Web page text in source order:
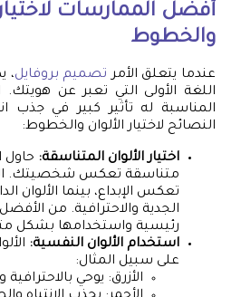
أفضل الممارسات لاختيار
والخطوط
عندما يتعلق الأمر تصميم بروفايل،
اللغة الأولى التي تعبر عن هويتك.
المناسبة له تأثير كبير في جذب
النصائح لاختيار الألوان والخطوط:
اختيار الألوان المتناسقة: حاول
متناسقة تعكس شخصيتك.
تعكس الإبداع، بينما الألوان
الجدية والاحترافية. من
رئيسية واستخدامها بشكل
استخدام الألوان النفسية:
على سبيل المثال:
الأزرق: يوحي بالاحترافية